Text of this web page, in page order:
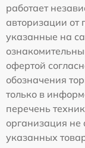
работает
авторизации от
указанные на
офертой
обозначения
только в
перечень
организация
указанных